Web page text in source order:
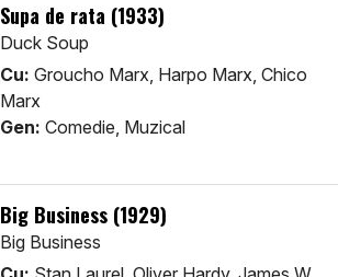
Supa de rata (1933)
Duck Soup
Cu: Groucho Marx, Harpo Marx, Chico
Marx
Gen: Comedie, Muzical
Big Business (1929)
Big Business